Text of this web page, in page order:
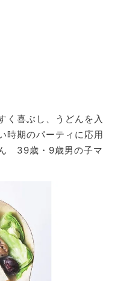
く喜ぶし、うどんを入
時期のパーティに応用
39歳・9歳男の子マ